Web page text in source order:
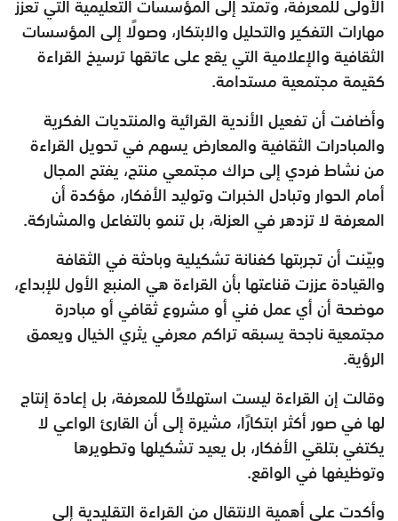
مهارات التفكير والتحليل والابتكار، وصولًا إلى المؤسسات
الثقافية والإعلامية التي يقع على عاتقها ترسيخ القراءة
كقيمة مجتمعية مستدامة.
وأضافت أن تفعيل الأندية القرائية والمنتديات الفكرية
والمبادرات الثقافية والمعارض يسهم في تحويل القراءة
من نشاط فردي إلى حراك مجتمعي منتج، يفتح المجال
أمام الحوار وتبادل الخبرات وتوليد الأفكار، مؤكدة أن
المعرفة لا تزدهر في العزلة، بل تنمو بالتفاعل والمشاركة.
وبيّنت أن تجربتها كفنانة تشكيلية وباحثة في الثقافة
والقيادة عززت قناعتها بأن القراءة هي المنبع الأول للإبداع،
موضحة أن أي عمل فني أو مشروع ثقافي أو مبادرة
مجتمعية ناجحة يسبقه تراكم معرفي يثري الخيال ويعمق
الرؤية.
وقالت إن القراءة ليست استهلاكًا للمعرفة، بل إعادة إنتاج
لها في صور أكثر ابتكارًا، مشيرة إلى أن القارئ الواعي لا
يكتفي بتلقي الأفكار، بل يعيد تشكيلها وتطويرها
وتوظيفها في الواقع.
وأكدت على أهمية الانتقال من القراءة التقليدية إلى